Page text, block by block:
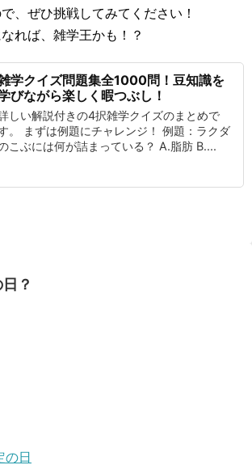
、ぜひ挑戦してみてください！
れば、雑学王かも！？
学クイズ問題集全1000問！豆知識を
びながら楽しく暇つぶし！
しい解説付きの4択雑学クイズのまとめで
。 まずは例題にチャレンジ！ 例題：ラクダ
こぶには何が詰まっている？ A.脂肪 B....
？
の日